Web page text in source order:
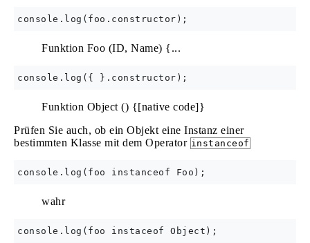
Funktion Foo (ID, Name) {...
Funktion Object () {[native code]}
Prüfen Sie auch, ob ein Objekt eine Instanz einer
bestimmten Klasse mit dem Operator instanceof
wahr